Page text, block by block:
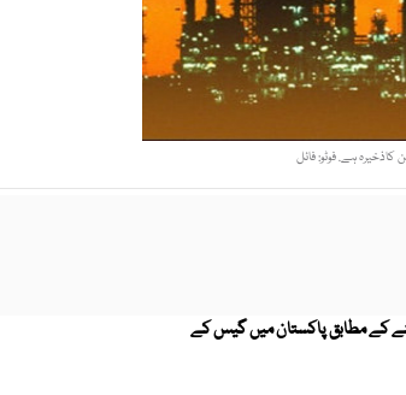
کے مطابق پاکستان میں گیس کے